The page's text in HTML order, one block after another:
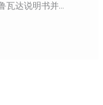
瓦达说明书并…